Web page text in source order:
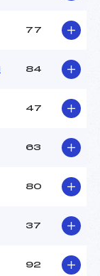
77
84
47
63
80
37
92